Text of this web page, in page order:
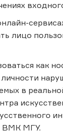
лицо
как
в
ВМК МГУ.